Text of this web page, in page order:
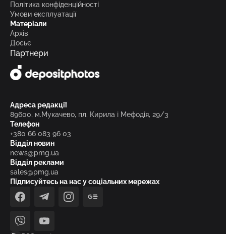
Політика конфіденційності
Умови експлуатації
Матеріали
Архів
Досьє
Партнери
Адреса редакції
89600, м.Мукачево, пл. Кирила і Мефодія, 29/3
Телефон
+380 66 083 96 03
Відділ новин
news@pmg.ua
Відділ реклами
sales@pmg.ua
Підписуйтесь на нас у соціальних мережах
facebooktelegraminstagramgoogle_news
viber
youtube